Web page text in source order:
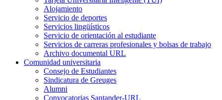
Alojamiento
Servicio de deportes
Servicios lingüísticos
Servicio de orientación al estudiante
Servicios de carreras profesionales y bolsas de trabajo
Archivo documental URL
Comunidad universitaria
Consejo de Estudiantes
Sindicatura de Greuges
Alumni
Convocatorias Santander-URL